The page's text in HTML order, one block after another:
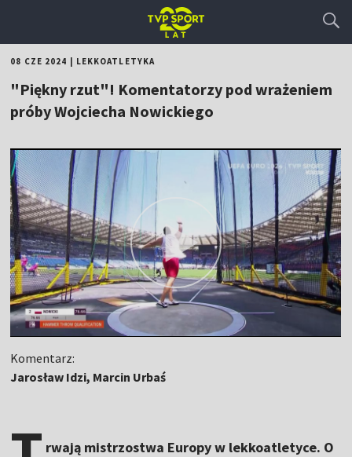
08 CZE 2024 LEKKOATLETYKA
"Piękny rzut"! Komentatorzy pod wrażeniem
próby Wojciecha Nowickiego
Komentarz:
Jarosław Idzi, Marcin Urbaś
rwają mistrzostwa Europy w lekkoatletyce. O